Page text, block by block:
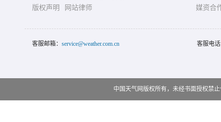
版权声明
网站律师
媒资合
客服邮箱： service@weather.com.cn 客服电
中国天气网版权所有，未经书面授权